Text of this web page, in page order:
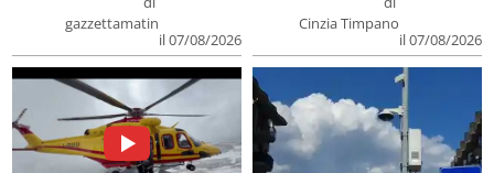
gazzettamatin
il 07/08/2026
Cinzia Timpano
il 07/08/2026